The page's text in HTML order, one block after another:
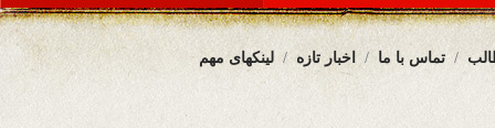
لینکهای مهم اخبار تازه تماس با ما